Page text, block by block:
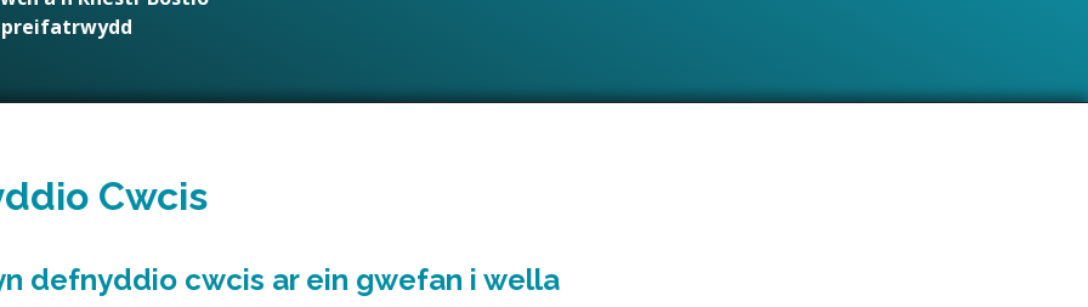
preifatrwydd
Cwcis
defnyddio cwcis ar ein gwefan i wella